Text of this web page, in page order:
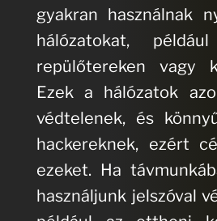
gyakran használnak
hálózatokat,
repülőtereken vagy
Ezek a hálózatok
védtelenek, és
hackereknek, ezért
ezeket. Ha
használjunk jelszóval